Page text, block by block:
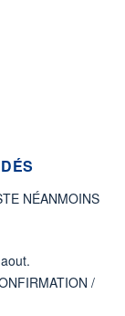
NÉANMOINS
/